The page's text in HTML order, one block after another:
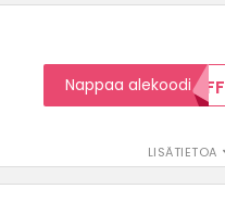
LISÄTIETOA
Nappaa alekoodi15OFF